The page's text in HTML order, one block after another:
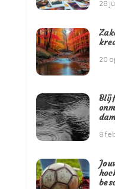
28
20
8